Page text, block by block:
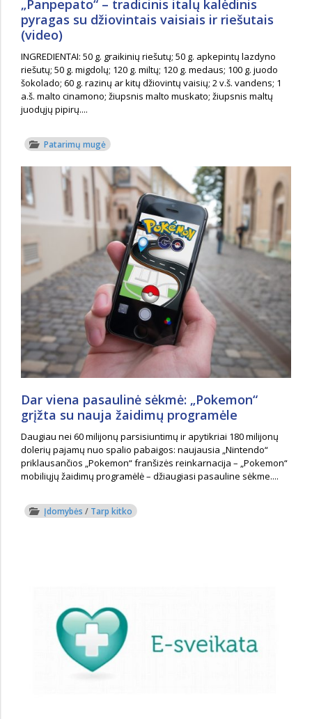
„Panpepato“ – tradicinis italų kalėdinis
pyragas su džiovintais vaisiais ir riešutais
(video)
INGREDIENTAI: 50 g. graikinių riešutų; 50 g. apkepintų lazdyno
riešutų; 50 g. migdolų; 120 g. miltų; 120 g. medaus; 100 g. juodo
šokolado; 60 g. razinų ar kitų džiovintų vaisių; 2 v.š. vandens; 1
a.š. malto cinamono; žiupsnis malto muskato; žiupsnis maltų
juodųjų pipirų....
Patarimų mugė
Dar viena pasaulinė sėkmė: „Pokemon“
grįžta su nauja žaidimų programėle
Daugiau nei 60 milijonų parsisiuntimų ir apytikriai 180 milijonų
dolerių pajamų nuo spalio pabaigos: naujausia „Nintendo“
priklausančios „Pokemon“ franšizės reinkarnacija – „Pokemon“
mobiliųjų žaidimų programėlė – džiaugiasi pasauline sėkme....
Įdomybės / Tarp kitko